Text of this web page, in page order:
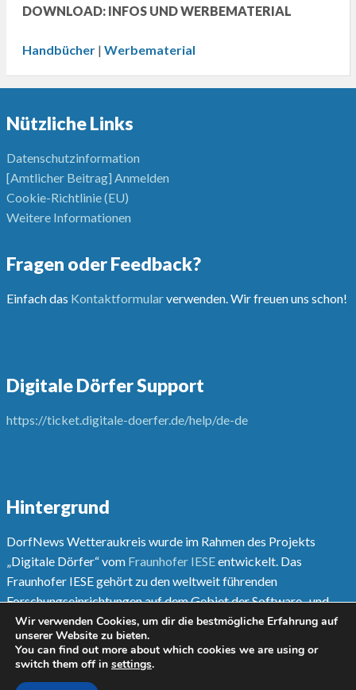
DOWNLOAD: INFOS UND WERBEMATERIAL
Handbücher| Werbematerial
Nützliche Links
Datenschutzinformation
[Amtlicher Beitrag] Anmelden
Cookie-Richtlinie (EU)
Weitere Informationen
Fragen oder Feedback?
Einfach das Kontaktformularverwenden. Wir freuen uns schon!
Digitale Dörfer Support
https://ticket.digitale-doerfer.de/help/de-de
Hintergrund
DorfNews Wetteraukreis wurde im Rahmen des Projekts
„Digitale Dörfer“ vom Fraunhofer IESEentwickelt. Das
Fraunhofer IESE gehört zu den weltweit führenden
Forschungseinrichtungen auf dem Gebiet der Software- und
Systementwicklungsmethoden.
Mehr unterwww.digitale-doerfer.de
Wir verwenden Cookies, um dir die bestmögliche Erfahrung auf
unserer Website zu bieten.
You can find out more about which cookies we are using or
switch them off in settings.